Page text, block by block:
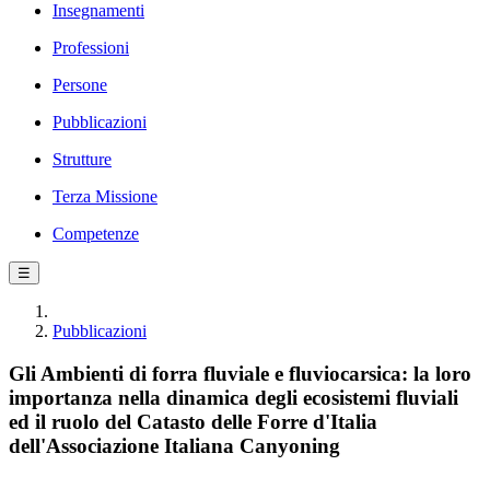
Insegnamenti
Professioni
Persone
Pubblicazioni
Strutture
Terza Missione
Competenze
☰
Pubblicazioni
Gli Ambienti di forra fluviale e fluviocarsica: la loro
importanza nella dinamica degli ecosistemi fluviali
ed il ruolo del Catasto delle Forre d'Italia
dell'Associazione Italiana Canyoning